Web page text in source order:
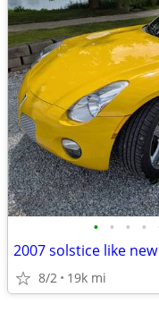
• • • •
2007 solstice like new
8/2 19k mi